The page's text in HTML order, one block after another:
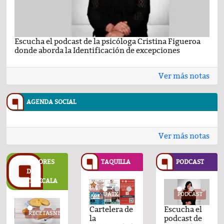
Escucha el podcast de la psicóloga Cristina Figueroa
donde aborda la Identificación de excepciones
Ver más notas
AGENDA SOCIAL
Ver más notas
SABORES
DE
TLAXCALA
RECETASNESTLE.COMRECETASNESTLE.COMRECETASNESTLE.COM
TAQUILLA
de Cartelera de
la
UATX
Cartelera de
la
Cartelera de
UATX
Cartelera de
la
PODCAST
PODCAST
Comentario
por el Dr.
PODCAST
Comentario
PODCAST
Escucha el
podcast de